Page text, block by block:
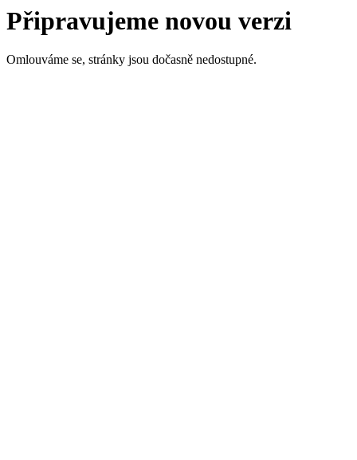
Připravujeme novou verzi
Omlouváme se, stránky jsou dočasně nedostupné.